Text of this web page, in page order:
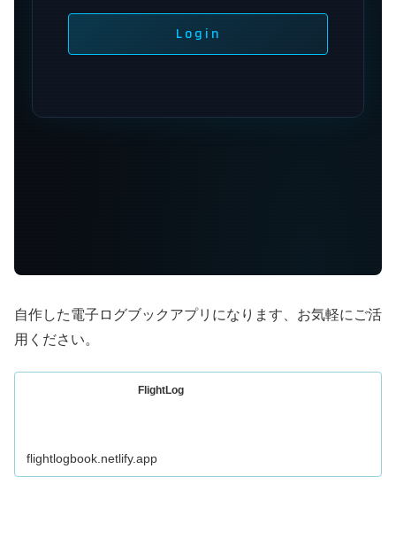
自作した電子ログブックアプリになります、お気軽にご活
用ください。
FlightLog
flightlogbook.netlify.app